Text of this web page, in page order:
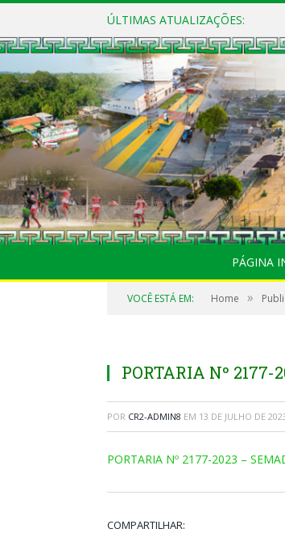
ÚLTIMAS ATUALIZAÇÕES:
PÁGINA
VOCÊ ESTÁ EM: Home »
PORTARIA Nº
POR CR2-ADMIN8 EM 13 DE JULHO DE
PORTARIA Nº 2177-2023 –
COMPARTILHAR: